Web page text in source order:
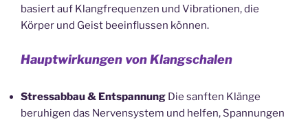
basiert auf Klangfrequenzen und Vibrationen, die
Körper und Geist beeinflussen können.
Hauptwirkungen von Klangschalen
Stressabbau & Entspannung Die sanften Klänge
beruhigen das Nervensystem und helfen, Spannungen